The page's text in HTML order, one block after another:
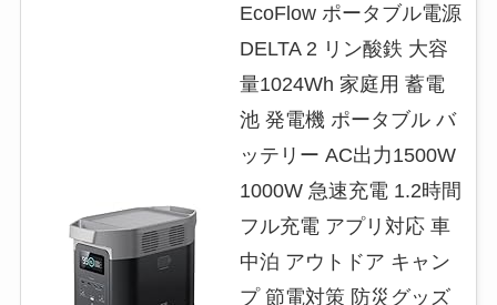
EcoFlow ポータブル電源
DELTA 2 リン酸鉄 大容
量1024Wh 家庭用 蓄電
池 発電機 ポータブル バ
ッテリー AC出力1500W
1000W 急速充電 1.2時間
フル充電 アプリ対応 車
中泊 アウトドア キャン
プ 節電対策 防災グッズ